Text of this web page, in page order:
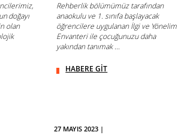
doğayı
olan
Rehberlik bölümümüz tarafından
anaokulu ve 1. sınıfa başlayacak
öğrencilere uygulanan İlgi ve Yönelim
Envanteri ile çocuğunuzu daha
yakından tanımak ...
HABERE GİT
27 MAYIS 2023 |